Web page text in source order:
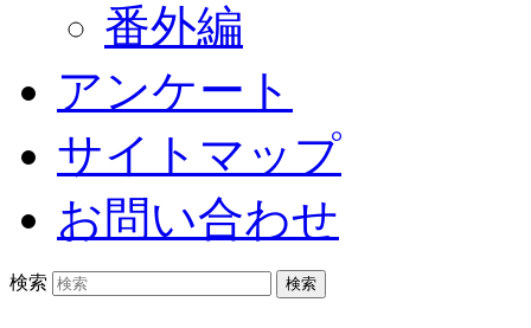
番外編
アンケート
サイトマップ
お問い合わせ
検索